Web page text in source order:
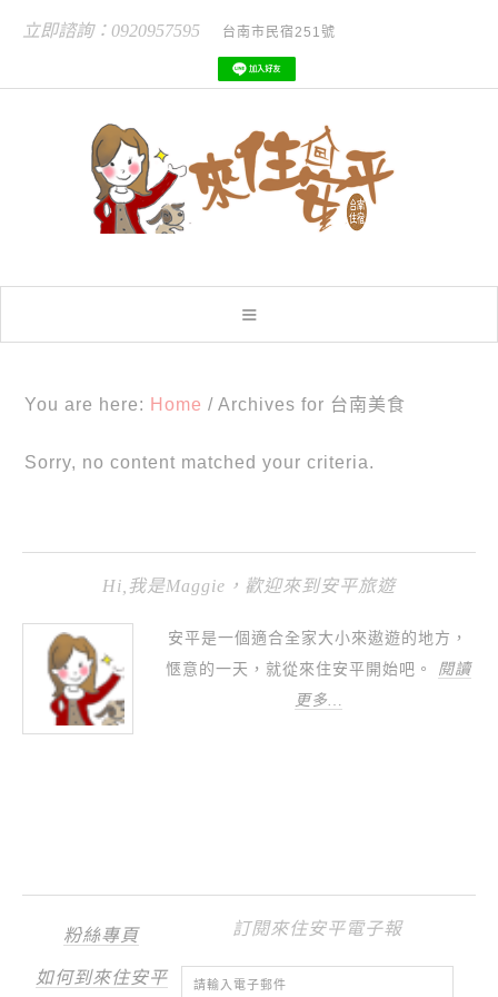
立即諮詢：0920957595 台南市民宿251號
You are here: Home / Archives for 台南美食
Sorry, no content matched your criteria.
Hi,我是Maggie，歡迎來到安平旅遊
安平是一個適合全家大小來遨遊的地方，
愜意的一天，就從來住安平開始吧。 閱讀
更多…
粉絲專頁
如何到來住安平
訂閱來住安平電子報